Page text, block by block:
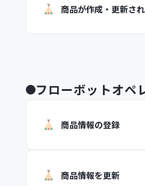
商品が作成・更新さ
フローボットオペ
商品情報の登録
商品情報を更新